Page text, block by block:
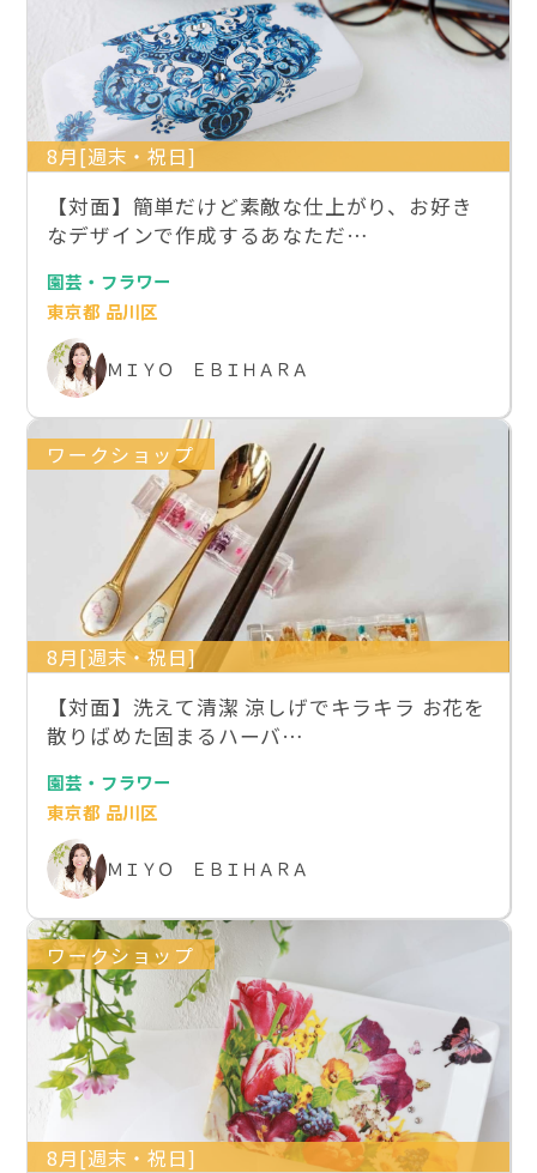
8月[週末・祝日]
【対面】簡単だけど素敵な仕上がり、お好き
なデザインで作成するあなただ…
園芸・フラワー
東京都 品川区
ＭＩＹＯ ＥＢＩＨＡＲＡ
ワークショップ
8月[週末・祝日]
【対面】洗えて清潔 涼しげでキラキラ お花を
散りばめた固まるハーバ…
園芸・フラワー
東京都 品川区
ＭＩＹＯ ＥＢＩＨＡＲＡ
ワークショップ
8月[週末・祝日]